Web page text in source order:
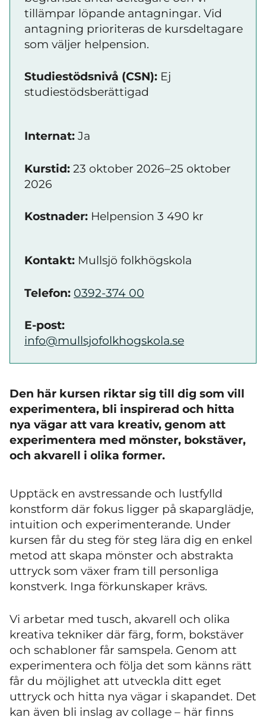
tillämpar löpande antagningar. Vid
antagning prioriteras de kursdeltagare
som väljer helpension.
Studiestödsnivå (CSN): Ej
studiestödsberättigad
Internat: Ja
Kurstid: 23 oktober 2026–25 oktober
2026
Kostnader: Helpension 3 490 kr
Kontakt: Mullsjö folkhögskola
Telefon: 0392-374 00
E-post:
info@mullsjofolkhogskola.se
Den här kursen riktar sig till dig som vill
experimentera, bli inspirerad och hitta
nya vägar att vara kreativ, genom att
experimentera med mönster, bokstäver,
och akvarell i olika former.
Upptäck en avstressande och lustfylld
konstform där fokus ligger på skaparglädje,
intuition och experimenterande. Under
kursen får du steg för steg lära dig en enkel
metod att skapa mönster och abstrakta
uttryck som växer fram till personliga
konstverk. Inga förkunskaper krävs.
Vi arbetar med tusch, akvarell och olika
kreativa tekniker där färg, form, bokstäver
och schabloner får samspela. Genom att
experimentera och följa det som känns rätt
får du möjlighet att utveckla ditt eget
uttryck och hitta nya vägar i skapandet. Det
kan även bli inslag av collage – här finns